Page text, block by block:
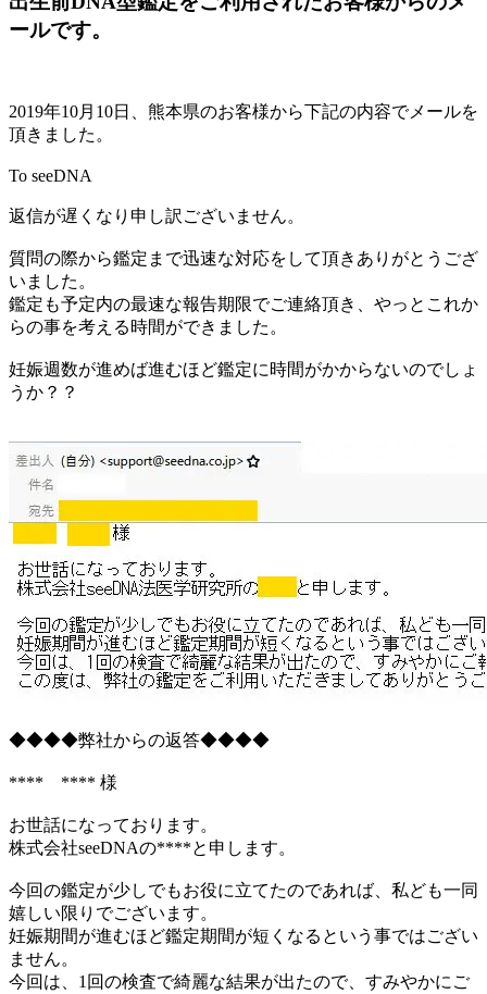
ールです。
2019年10月10日、熊本県のお客様から下記の内容でメールを
頂きました。
To seeDNA
返信が遅くなり申し訳ございません。
質問の際から鑑定まで迅速な対応をして頂きありがとうござ
いました。
鑑定も予定内の最速な報告期限でご連絡頂き、やっとこれか
らの事を考える時間ができました。
妊娠週数が進めば進むほど鑑定に時間がかからないのでしょ
うか？？
◆◆◆◆弊社からの返答◆◆◆◆
**** **** 様
お世話になっております。
株式会社seeDNAの****と申します。
今回の鑑定が少しでもお役に立てたのであれば、私ども一同
嬉しい限りでございます。
妊娠期間が進むほど鑑定期間が短くなるという事ではござい
ません。
今回は、1回の検査で綺麗な結果が出たので、すみやかにご